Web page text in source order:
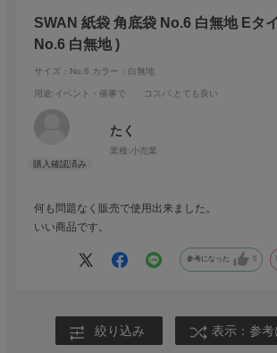
SWAN 紙袋 角底袋 No.6 白無地 Eタ
No.6 白無地 )
サイズ：No.6 カラー：白無地
用途:イベント・催事で コスパ:とても良い
たく
業種:小売業
何も問題なく販売で使用出来ました。
いい商品です。
参考になった 5
絞り込み 表示：参